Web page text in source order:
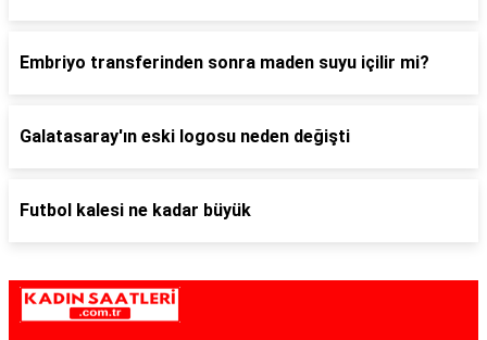
Embriyo transferinden sonra maden suyu içilir mi?
Galatasaray'ın eski logosu neden değişti
Futbol kalesi ne kadar büyük